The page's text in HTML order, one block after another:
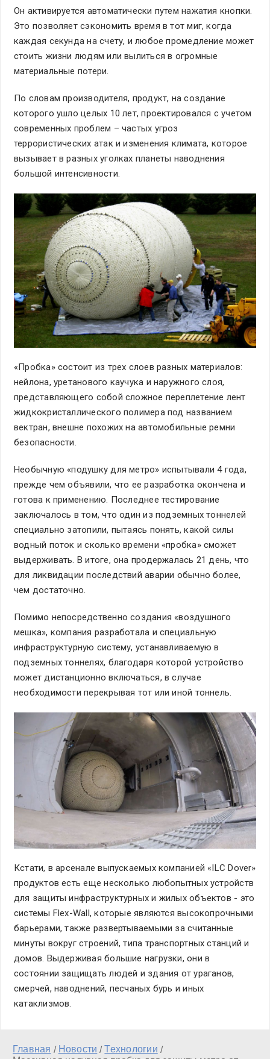
Он активируется автоматически путем нажатия кнопки.
Это позволяет сэкономить время в тот миг, когда
каждая секунда на счету, и любое промедление может
стоить жизни людям или вылиться в огромные
материальные потери.
По словам производителя, продукт, на создание
которого ушло целых 10 лет, проектировался с учетом
современных проблем – частых угроз
террористических атак и изменения климата, которое
вызывает в разных уголках планеты наводнения
большой интенсивности.
«Пробка» состоит из трех слоев разных материалов:
нейлона, уретанового каучука и наружного слоя,
представляющего собой сложное переплетение лент
жидкокристаллического полимера под названием
вектран, внешне похожих на автомобильные ремни
безопасности.
Необычную «подушку для метро» испытывали 4 года,
прежде чем объявили, что ее разработка окончена и
готова к применению. Последнее тестирование
заключалось в том, что один из подземных тоннелей
специально затопили, пытаясь понять, какой силы
водный поток и сколько времени «пробка» сможет
выдерживать. В итоге, она продержалась 21 день, что
для ликвидации последствий аварии обычно более,
чем достаточно.
Помимо непосредственно создания «воздушного
мешка», компания разработала и специальную
инфраструктурную систему, устанавливаемую в
подземных тоннелях, благодаря которой устройство
может дистанционно включаться, в случае
необходимости перекрывая тот или иной тоннель.
Кстати, в арсенале выпускаемых компанией «ILC Dover»
продуктов есть еще несколько любопытных устройств
для защиты инфраструктурных и жилых объектов - это
системы Flex-Wall, которые являются высокопрочными
барьерами, также развертываемыми за считанные
минуты вокруг строений, типа транспортных станций и
домов. Выдерживая большие нагрузки, они в
состоянии защищать людей и здания от ураганов,
смерчей, наводнений, песчаных бурь и иных
катаклизмов.
Главная / Новости /Технологии /